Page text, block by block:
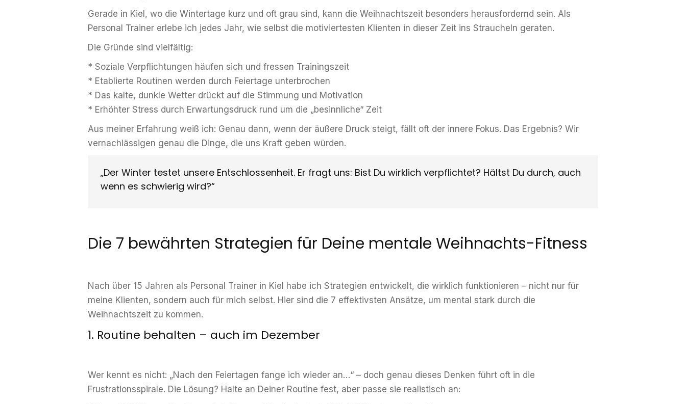
Gerade in Kiel, wo die Wintertage kurz und oft grau sind, kann die Weihnachtszeit besonders herausfordernd sein. Als
Personal Trainer erlebe ich jedes Jahr, wie selbst die motiviertesten Klienten in dieser Zeit ins Straucheln geraten.
Die Gründe sind vielfältig:
* Soziale Verpflichtungen häufen sich und fressen Trainingszeit
* Etablierte Routinen werden durch Feiertage unterbrochen
* Das kalte, dunkle Wetter drückt auf die Stimmung und Motivation
* Erhöhter Stress durch Erwartungsdruck rund um die „besinnliche“ Zeit
Aus meiner Erfahrung weiß ich: Genau dann, wenn der äußere Druck steigt, fällt oft der innere Fokus. Das Ergebnis? Wir
vernachlässigen genau die Dinge, die uns Kraft geben würden.
„Der Winter testet unsere Entschlossenheit. Er fragt uns: Bist Du wirklich verpflichtet? Hältst Du durch, auch
wenn es schwierig wird?“
Die 7 bewährten Strategien für Deine mentale Weihnachts-Fitness
Nach über 15 Jahren als Personal Trainer in Kiel habe ich Strategien entwickelt, die wirklich funktionieren – nicht nur für
meine Klienten, sondern auch für mich selbst. Hier sind die 7 effektivsten Ansätze, um mental stark durch die
Weihnachtszeit zu kommen.
1. Routine behalten – auch im Dezember
Wer kennt es nicht: „Nach den Feiertagen fange ich wieder an…“ – doch genau dieses Denken führt oft in die
Frustrationsspirale. Die Lösung? Halte an Deiner Routine fest, aber passe sie realistisch an: